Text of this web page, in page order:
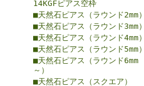
14KGFピアス空枠
■天然石ピアス（ラウンド2mm）
■天然石ピアス（ラウンド3mm）
■天然石ピアス（ラウンド4mm）
■天然石ピアス（ラウンド5mm）
■天然石ピアス（ラウンド6mm
～）
■天然石ピアス（スクエア）